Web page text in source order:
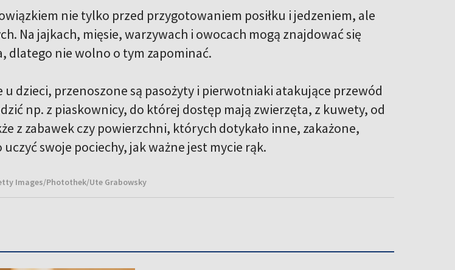
nie tylko przed przygotowaniem posiłku i jedzeniem, ale
Na jajkach, mięsie, warzywach i owocach mogą znajdować się
dlatego nie wolno o tym zapominać.
u dzieci, przenoszone są pasożyty i pierwotniaki atakujące przewód
np. z piaskownicy, do której dostęp mają zwierzęta, z kuwety, od
z zabawek czy powierzchni, których dotykało inne, zakażone,
swoje pociechy, jak ważne jest mycie rąk.
Images/Photothek/Ute Grabowsky